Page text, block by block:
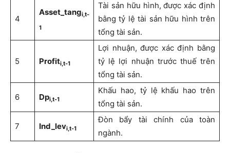
4
Asset_tangi,t-
1
Tài sản hữu hình, được xác định
bằng tỷ lệ tài sản hữu hình trên
tổng tài sản.
5 Profiti,t-1
Lợi nhuận, được xác định bằng
tỷ lệ lợi nhuận trước thuế trên
tổng tài sản.
6 Dpi,t-1
Khấu hao, tỷ lệ khấu hao trên
tổng tài sản.
7 Ind_levi,t-1
Đòn bẩy tài chính của toàn
ngành.